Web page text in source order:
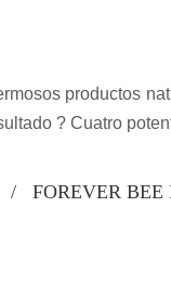
productos
? Cuatro
FOREVER BEE